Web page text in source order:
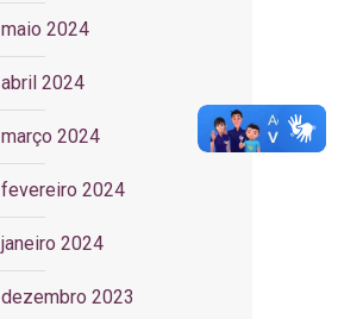
maio 2024
abril 2024
março 2024
fevereiro 2024
janeiro 2024
dezembro 2023